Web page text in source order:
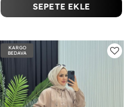
SEPETE EKLE
KARGO
BEDAVA